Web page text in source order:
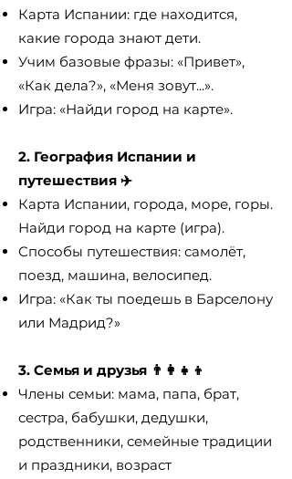
Карта Испании: где находится,
какие города знают дети.
Учим базовые фразы: «Привет»,
«Как дела?», «Меня зовут...».
Игра: «Найди город на карте».
2. География Испании и
путешествия ✈️
Карта Испании, города, море, горы.
Найди город на карте (игра).
Способы путешествия: самолёт,
поезд, машина, велосипед.
Игра: «Как ты поедешь в Барселону
или Мадрид?»
3. Семья и друзья 👨‍👩‍👧‍👦
Члены семьи: мама, папа, брат,
сестра, бабушки, дедушки,
родственники, семейные традиции
и праздники, возраст